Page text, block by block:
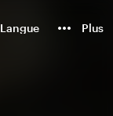
Langue Plus
more_horiz